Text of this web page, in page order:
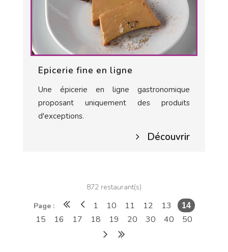
Epicerie fine en ligne
Une épicerie en ligne gastronomique
proposant uniquement des produits
d'exceptions.
Découvrir
872 restaurant(s)
Page :
1 10 11 12 13 14
15 16 17 18 19 20 30 40 50